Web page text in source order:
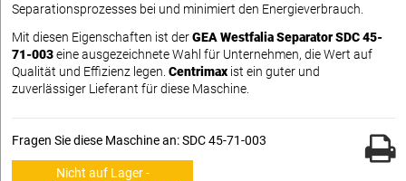
Separationsprozesses bei und minimiert den Energieverbrauch.
Mit diesen Eigenschaften ist derGEA Westfalia Separator SDC 45-
71-003eine ausgezeichnete Wahl für Unternehmen, die Wert auf
Qualität und Effizienz legen. Centrimax ist ein guter und
zuverlässiger Lieferant für diese Maschine.
Fragen Sie diese Maschine an: SDC 45-71-003
Nicht auf Lager -